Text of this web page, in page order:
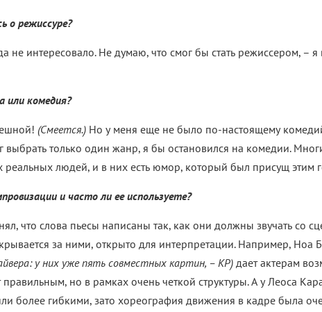
о режиссуре?
не интересовало. Не думаю, что смог бы стать режиссером, –
или комедия?
(Смеется.) Но у меня еще не было по-настоящему
выбрать только один жанр, я бы остановился на комедии.
реальных людей, и в них есть юмор, который был присущ этим
и часто ли ее используете?
что слова пьесы написаны так, как они должны звучать со
за ними, открыто для интерпретации. Например, Ноа
у них уже пять совместных картин, – КР) дает актерам
правильным, но в рамках очень четкой структуры. А у Леоса
более гибкими, зато хореография движения в кадре была